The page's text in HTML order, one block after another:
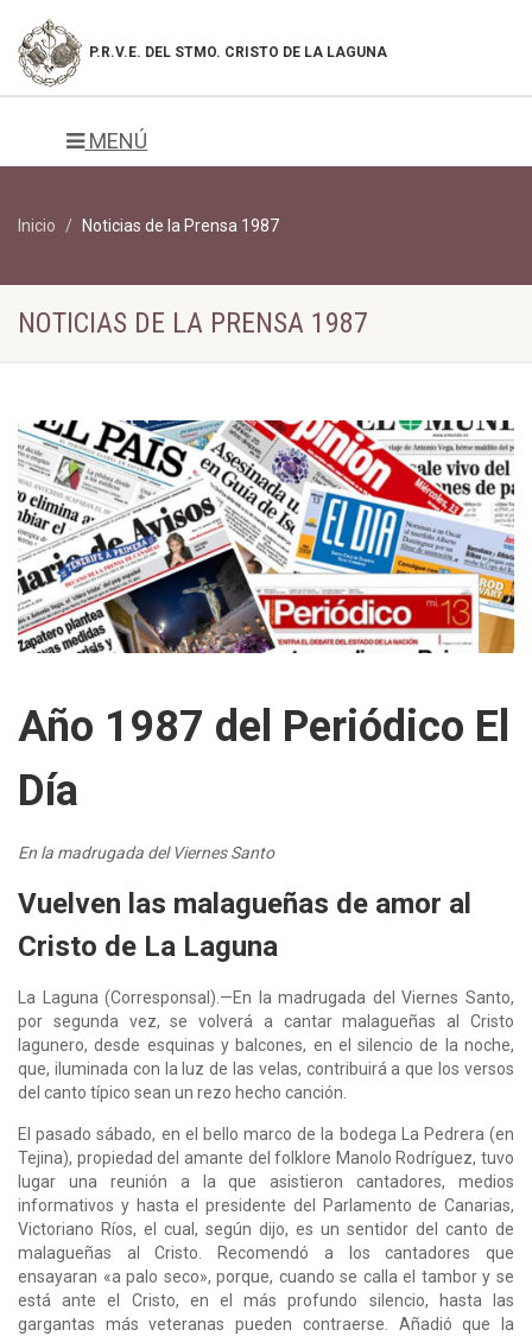
P.R.V.E. DEL STMO. CRISTO DE LA LAGUNA
MENÚ
Inicio Noticias de la Prensa 1987
NOTICIAS DE LA PRENSA 1987
Año 1987 del Periódico El
Día
En la madrugada del Viernes Santo
Vuelven las malagueñas de amor al
Cristo de La Laguna
La Laguna (Corresponsal).—En la madrugada del Viernes Santo,
por segunda vez, se volverá a cantar malagueñas al Cristo
lagunero, desde esquinas y balcones, en el silencio de la noche,
que, iluminada con la luz de las velas, contribuirá a que los versos
del canto típico sean un rezo hecho canción.
El pasado sábado, en el bello marco de la bodega La Pedrera (en
Tejina), propiedad del amante del folklore Manolo Rodríguez, tuvo
lugar una reunión a la que asistieron cantadores, medios
informativos y hasta el presidente del Parlamento de Canarias,
Victoriano Ríos, el cual, según dijo, es un sentidor del canto de
malagueñas al Cristo. Recomendó a los cantadores que
ensayaran «a palo seco», porque, cuando se calla el tambor y se
está ante el Cristo, en el más profundo silencio, hasta las
gargantas más veteranas pueden contraerse. Añadió que la